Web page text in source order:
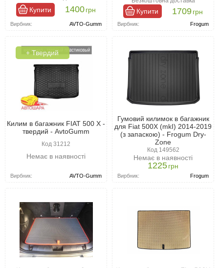
легко очищаються навіть у дорозі за допомогою підручних
засобів. Кожен килимок для багажника Фиат 500 Х оснащений
бортиками, які запобігають потраплянню забруднень на
Купити 1400грн
Вирбник: AVTO-Gumm
Купити 1709грн
Вирбник: Frogum
+ Твердий
Килим в багажник FIAT 500 X -
твердий - AvtoGumm
Код 31212
Немає в наявності
Вирбник: AVTO-Gumm
Гумовий килимок в багажник
для Fiat 500X (mkI) 2014-2019
(з запаскою) - Frogum Dry-
Zone
Код 149562
Немає в наявності
1225грн
Вирбник: Frogum